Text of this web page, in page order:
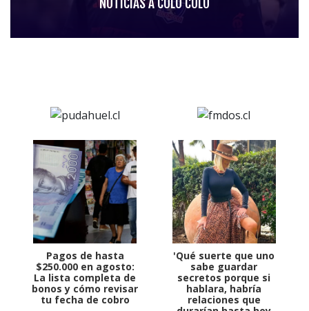
NOTICIAS A COLO COLO
Pagos de hasta
$250.000 en agosto:
La lista completa de
bonos y cómo revisar
tu fecha de cobro
'Qué suerte que uno
sabe guardar
secretos porque si
hablara, habría
relaciones que